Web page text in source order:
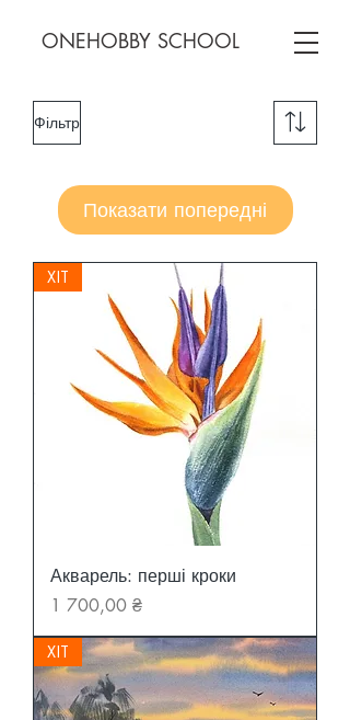
ONEHOBBY SCHOOL
Фільтр
Показати попередні
ХІТ
Акварель: перші кроки
Ціна
1 700,00 ₴
ХІТ